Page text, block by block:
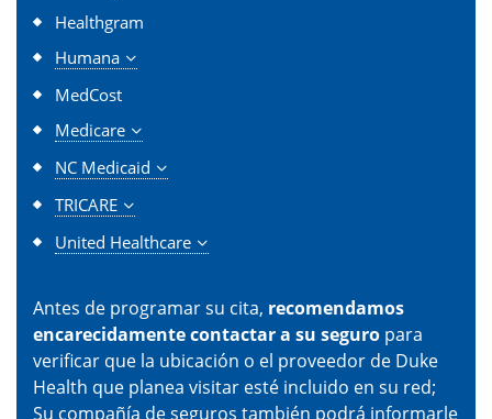
Healthgram
Humana
MedCost
Medicare
NC Medicaid
TRICARE
United Healthcare
Antes de programar su cita, recomendamos
encarecidamente contactar a su seguro para
verificar que la ubicación o el proveedor de Duke
Health que planea visitar esté incluido en su red;
Su compañía de seguros también podrá informarle